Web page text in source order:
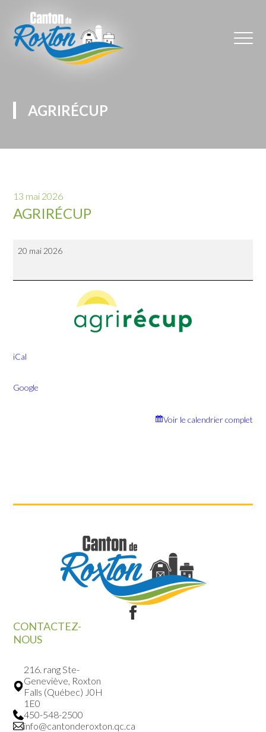
AGRIRÉCUP
13 mai 2026
AGRIRÉCUP
20 mai 2026
iCal
Google
Voir le calendrier complet
CONTACTEZ-
NOUS
216. rang Ste-
Geneviève, Roxton
Falls (Québec) J0H
1E0
450-548-2500
info@cantonderoxton.qc.ca